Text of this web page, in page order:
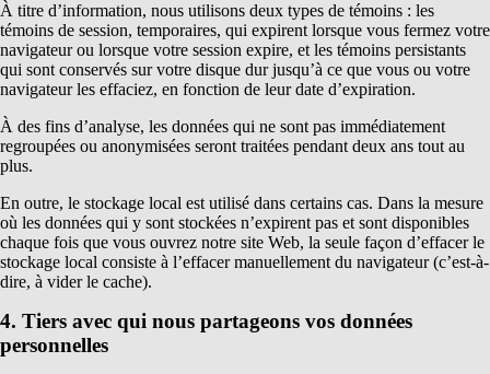
À titre d’information, nous utilisons deux types de témoins : les
témoins de session, temporaires, qui expirent lorsque vous fermez votre
navigateur ou lorsque votre session expire, et les témoins persistants
qui sont conservés sur votre disque dur jusqu’à ce que vous ou votre
navigateur les effaciez, en fonction de leur date d’expiration.
À des fins d’analyse, les données qui ne sont pas immédiatement
regroupées ou anonymisées seront traitées pendant deux ans tout au
plus.
En outre, le stockage local est utilisé dans certains cas. Dans la mesure
où les données qui y sont stockées n’expirent pas et sont disponibles
chaque fois que vous ouvrez notre site Web, la seule façon d’effacer le
stockage local consiste à l’effacer manuellement du navigateur (c’est-à-
dire, à vider le cache).
4. Tiers avec qui nous partageons vos données
personnelles